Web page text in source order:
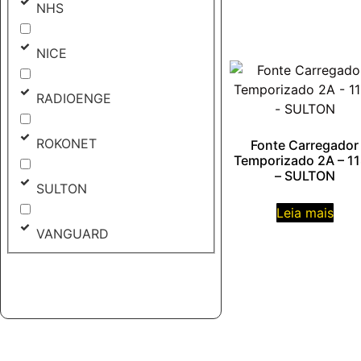
NHS
NICE
RADIOENGE
ROKONET
SULTON
VANGUARD
Fonte Carregador
Temporizado 2A –
– SULTON
Leia mais